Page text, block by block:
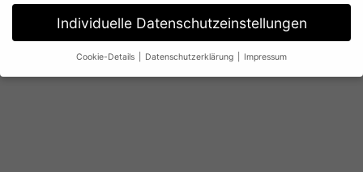
Individuelle Datenschutzeinstellungen
Cookie-Details Datenschutzerklärung Impressum
Datenschutzeinstellungen